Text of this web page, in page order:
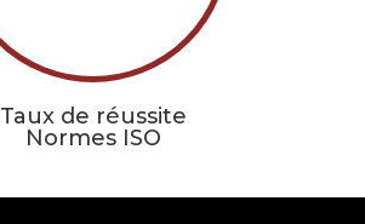
Taux de réussite
Normes ISO